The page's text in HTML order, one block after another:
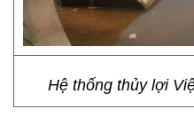
Hệ thống thủy lợi